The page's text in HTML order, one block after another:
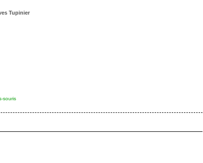
Tupinier
souris